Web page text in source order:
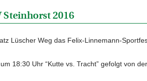
2016
Lüscher Weg das Felix-Linnemann-
18:30 Uhr “Kutte vs. Tracht” gefolgt von